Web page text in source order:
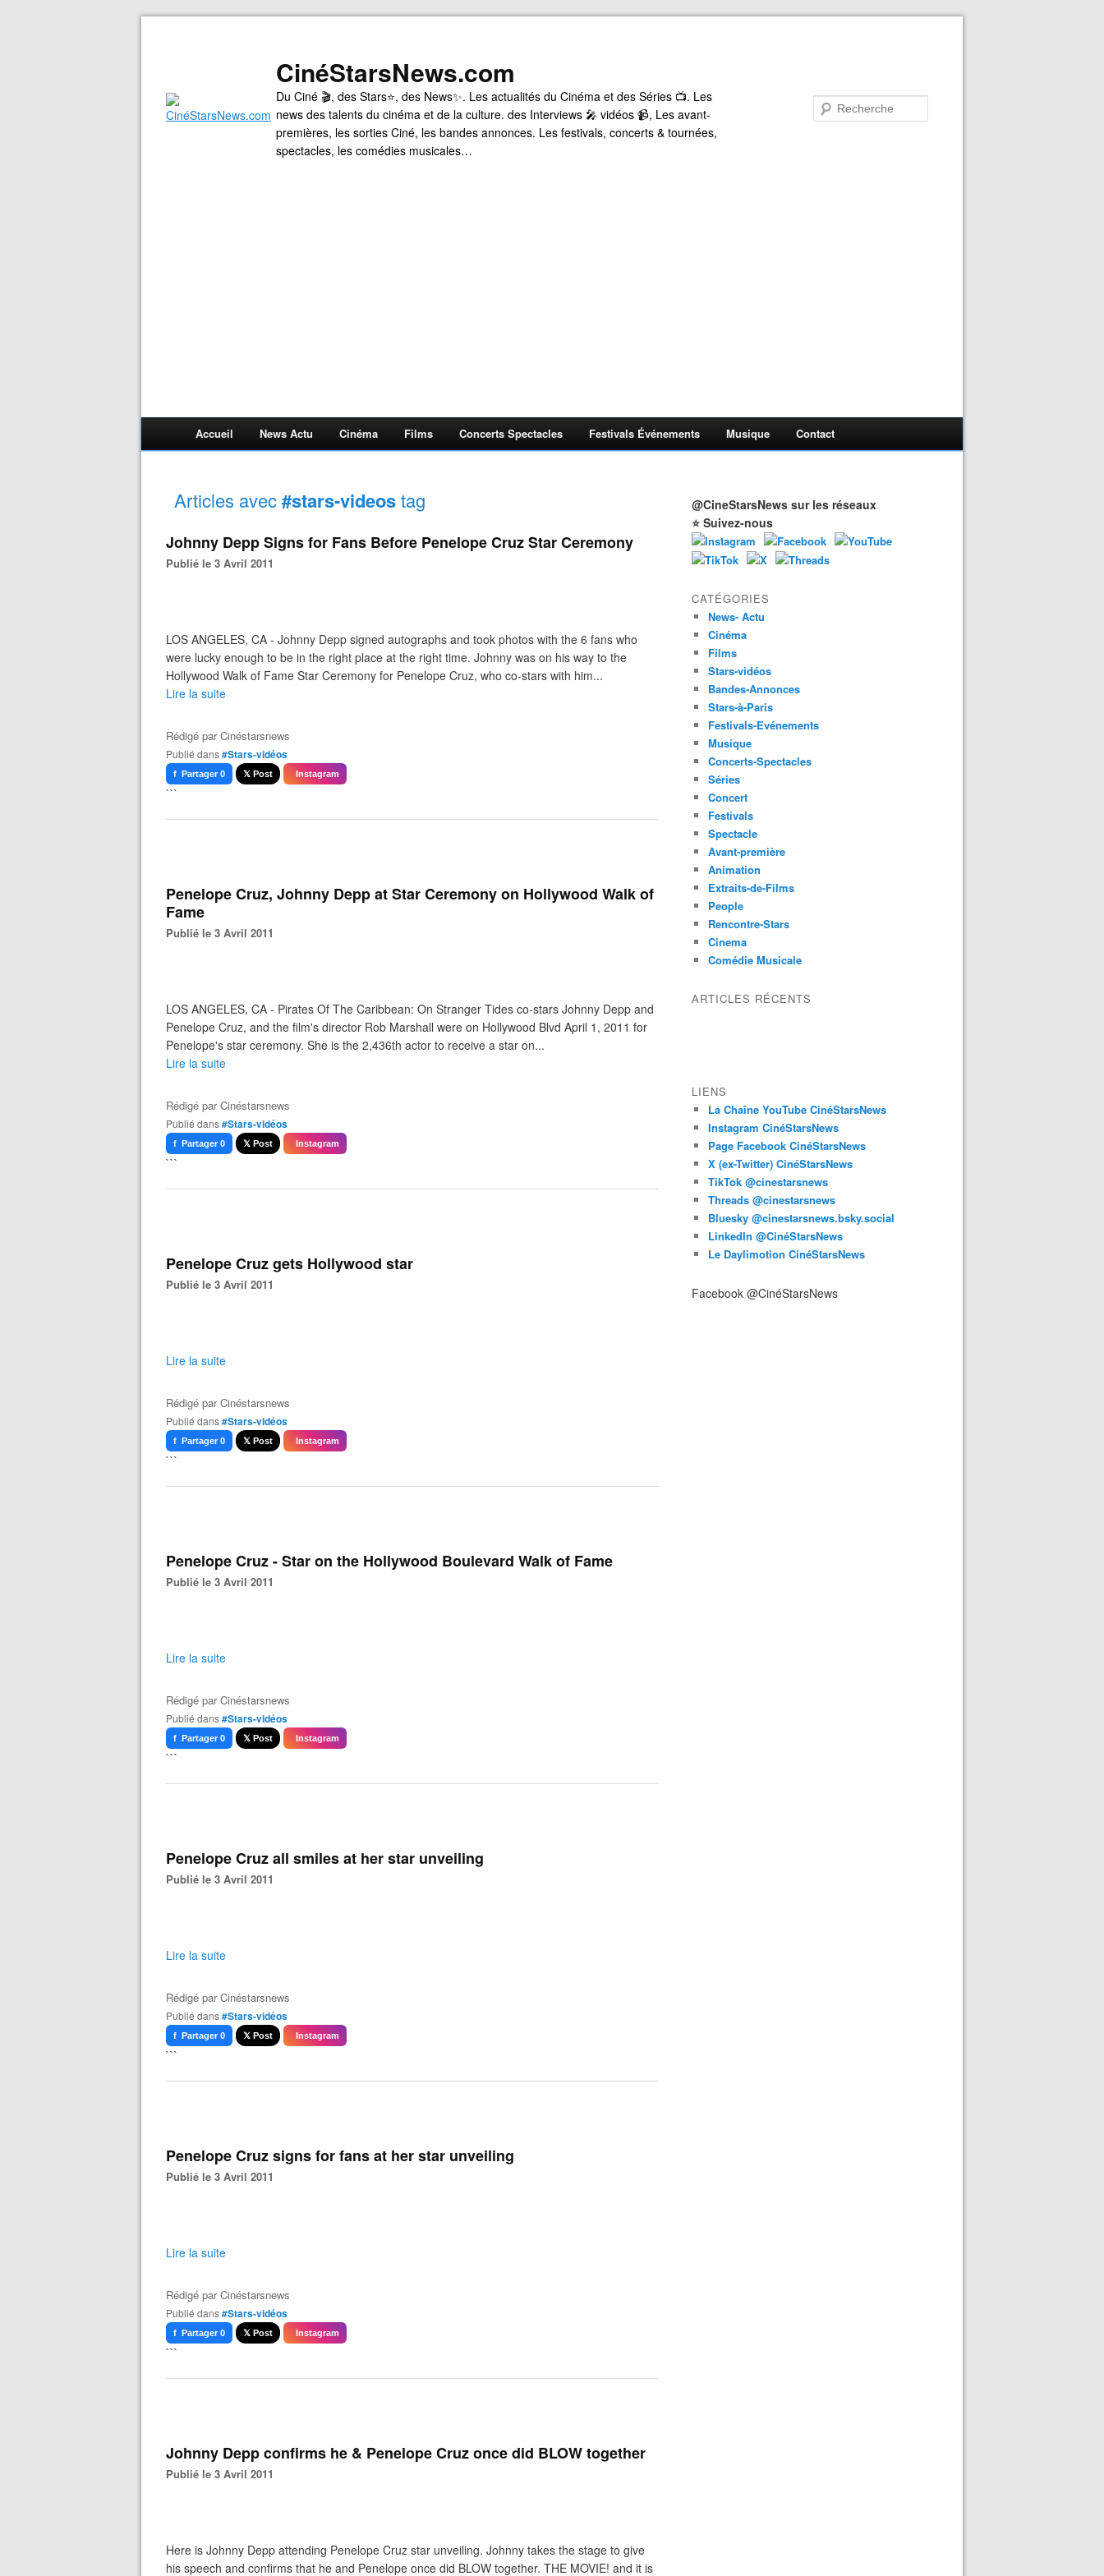
CinéStarsNews.com
Du Ciné 🎬, des Stars⭐, des News✨. Les actualités du Cinéma et des Séries 📺. Les
news des talents du cinéma et de la culture. des Interviews 🎤 vidéos 📹, Les avant-
premières, les sorties Ciné, les bandes annonces. Les festivals, concerts & tournées,
spectacles, les comédies musicales…
Accueil News Actu Cinéma Films Concerts Spectacles Festivals Événements Musique Contact
Articles avec#stars-videostag
Johnny Depp Signs for Fans Before Penelope Cruz Star Ceremony
Publié le 3 Avril 2011
LOS ANGELES, CA - Johnny Depp signed autographs and took photos with the 6 fans who
were lucky enough to be in the right place at the right time. Johnny was on his way to the
Hollywood Walk of Fame Star Ceremony for Penelope Cruz, who co-stars with him...
Lire la suite
Rédigé parCinéstarsnews
Publié dans#Stars-vidéos
f Partager 0 𝕏 Post Instagram
```
Penelope Cruz, Johnny Depp at Star Ceremony on Hollywood Walk of
Fame
Publié le 3 Avril 2011
LOS ANGELES, CA - Pirates Of The Caribbean: On Stranger Tides co-stars Johnny Depp and
Penelope Cruz, and the film's director Rob Marshall were on Hollywood Blvd April 1, 2011 for
Penelope's star ceremony. She is the 2,436th actor to receive a star on...
Lire la suite
Rédigé parCinéstarsnews
Publié dans#Stars-vidéos
f Partager 0 𝕏 Post Instagram
```
Penelope Cruz gets Hollywood star
Publié le 3 Avril 2011
Lire la suite
Rédigé parCinéstarsnews
Publié dans#Stars-vidéos
f Partager 0 𝕏 Post Instagram
```
Penelope Cruz - Star on the Hollywood Boulevard Walk of Fame
Publié le 3 Avril 2011
Lire la suite
Rédigé parCinéstarsnews
Publié dans#Stars-vidéos
f Partager 0 𝕏 Post Instagram
```
Penelope Cruz all smiles at her star unveiling
Publié le 3 Avril 2011
Lire la suite
Rédigé parCinéstarsnews
Publié dans#Stars-vidéos
f Partager 0 𝕏 Post Instagram
```
Penelope Cruz signs for fans at her star unveiling
Publié le 3 Avril 2011
Lire la suite
Rédigé parCinéstarsnews
Publié dans#Stars-vidéos
f Partager 0 𝕏 Post Instagram
```
Johnny Depp confirms he & Penelope Cruz once did BLOW together
Publié le 3 Avril 2011
Here is Johnny Depp attending Penelope Cruz star unveiling. Johnny takes the stage to give
his speech and confirms that he and Penelope once did BLOW together. THE MOVIE! and it is
@CineStarsNews sur les réseaux
⭐ Suivez-nous
CATÉGORIES
News- Actu
Cinéma
Films
Stars-vidéos
Bandes-Annonces
Stars-à-Paris
Festivals-Evénements
Musique
Concerts-Spectacles
Séries
Concert
Festivals
Spectacle
Avant-première
Animation
Extraits-de-Films
People
Rencontre-Stars
Cinema
Comédie Musicale
ARTICLES RÉCENTS
LIENS
La Chaîne YouTube CinéStarsNews
Instagram CinéStarsNews
Page Facebook CinéStarsNews
X (ex-Twitter) CinéStarsNews
TikTok @cinestarsnews
Threads @cinestarsnews
Bluesky @cinestarsnews.bsky.social‬
LinkedIn @CinéStarsNews
Le Daylimotion CinéStarsNews
Facebook @CinéStarsNews